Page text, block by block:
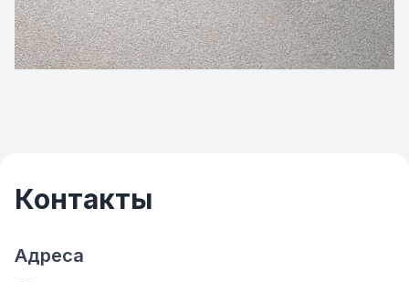
Контакты
Адреса